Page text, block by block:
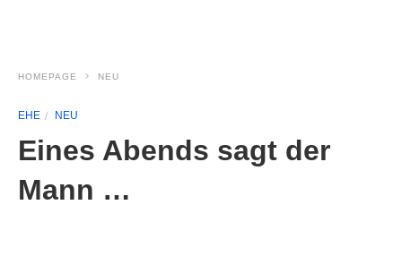
HOMEPAGE NEU
EHE NEU
Eines Abends sagt der
Mann …